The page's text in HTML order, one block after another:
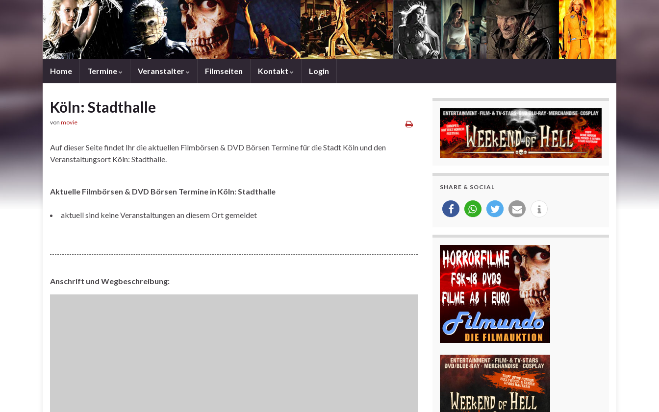
Home Termine Veranstalter Filmseiten Kontakt Login
Köln: Stadthalle
von movie
Auf dieser Seite findet Ihr die aktuellen Filmbörsen & DVD Börsen Termine für die Stadt Köln und den
Veranstaltungsort Köln: Stadthalle.
Aktuelle Filmbörsen & DVD Börsen Termine in Köln: Stadthalle
aktuell sind keine Veranstaltungen an diesem Ort gemeldet
Anschrift und Wegbeschreibung:
SHARE & SOCIAL